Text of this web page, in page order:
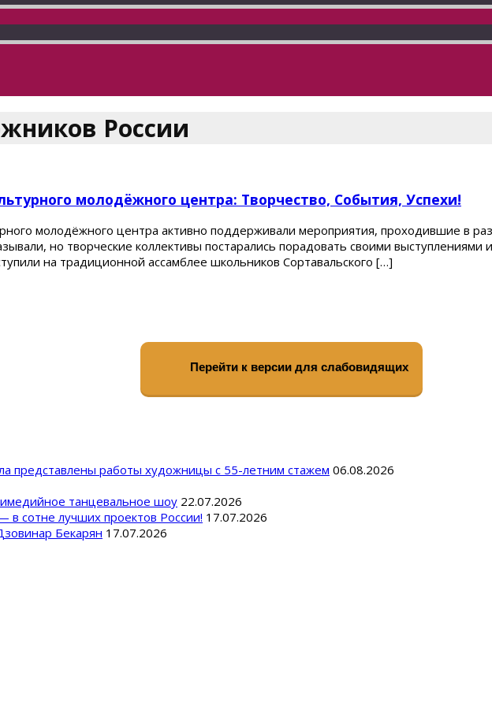
России
молодёжного центра: Творчество, События, Успехи!
молодёжного центра активно поддерживали мероприятия, проходившие в
но творческие коллективы постарались порадовать своими
на традиционной ассамблее школьников Сортавальского […]
Перейти к версии для слабовидящих
представлены работы художницы с 55-летним стажем 06.08.2026
танцевальное шоу 22.07.2026
в сотне лучших проектов России! 17.07.2026
Бекарян 17.07.2026